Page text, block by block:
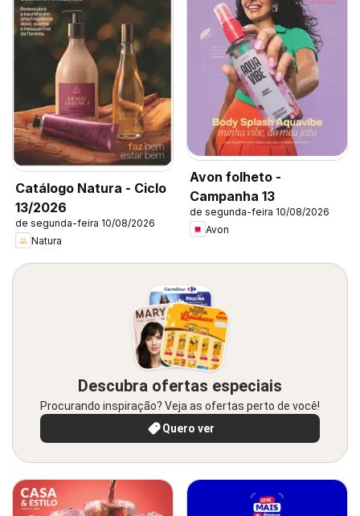
Catálogo Natura - Ciclo
13/2026
de segunda-feira 10/08/2026
Natura
Avon folheto -
Campanha 13
de segunda-feira 10/08/2026
Avon
Descubra ofertas especiais
Procurando inspiração? Veja as ofertas perto de você!
Quero ver